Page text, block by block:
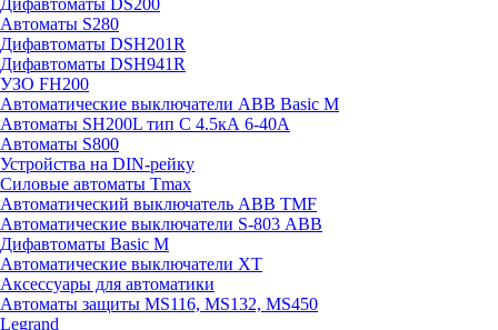
Дифавтоматы DS200
Автоматы S280
Дифавтоматы DSH201R
Дифавтоматы DSH941R
УЗО FH200
Автоматические выключатели ABB Basic M
Автоматы SH200L тип С 4.5кА 6-40А
Автоматы S800
Устройства на DIN-рейку
Силовые автоматы Tmax
Автоматический выключатель ABB TMF
Автоматические выключатели S-803 АВВ
Дифавтоматы Basic M
Автоматические выключатели XT
Аксессуары для автоматики
Автоматы защиты MS116, MS132, MS450
Legrand